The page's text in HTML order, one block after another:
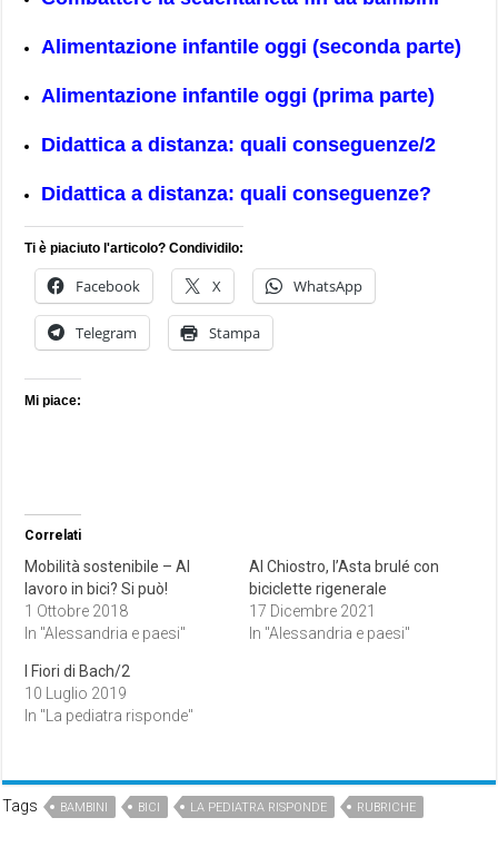
Alimentazione infantile oggi (seconda parte)
Alimentazione infantile oggi (prima parte)
Didattica a distanza: quali conseguenze/2
Didattica a distanza: quali conseguenze?
Ti è piaciuto l'articolo? Condividilo:
Facebook X WhatsApp
Telegram Stampa
Mi piace:
Correlati
Mobilità sostenibile – Al
lavoro in bici? Si può!
1 Ottobre 2018
In "Alessandria e paesi"
Al Chiostro, l’Asta brulé con
biciclette rigenerale
17 Dicembre 2021
In "Alessandria e paesi"
I Fiori di Bach/2
10 Luglio 2019
In "La pediatra risponde"
Tags BAMBINI BICI LA PEDIATRA RISPONDE RUBRICHE